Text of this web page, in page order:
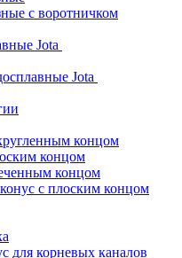
с воротничком
Jota
Jota
концом
концом
концом
с плоским концом
для корневых каналов